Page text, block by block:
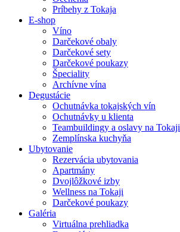
Príbehy z Tokaja
E-shop
Víno
Darčekové obaly
Darčekové sety
Darčekové poukazy
Špeciality
Archívne vína
Degustácie
Ochutnávka tokajských vín
Ochutnávky u klienta
Teambuildingy a oslavy na Tokaji
Zemplínska kuchyňa
Ubytovanie
Rezervácia ubytovania
Apartmány
Dvojlôžkové izby
Wellness na Tokaji
Darčekové poukazy
Galéria
Virtuálna prehliadka